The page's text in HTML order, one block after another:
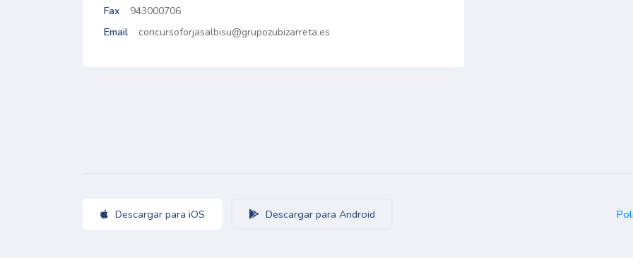
Fax
943000706
Email
concursoforjasalbisu@grupozubizarreta.es
Descargar para iOS Descargar para Android